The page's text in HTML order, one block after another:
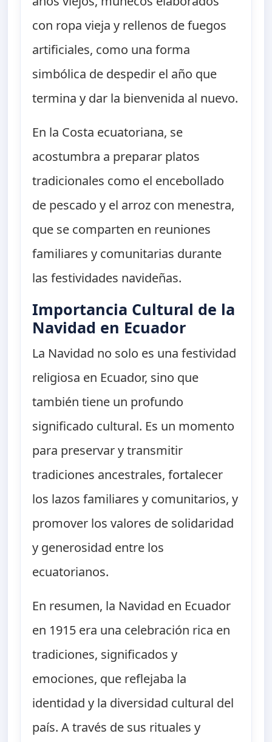
con ropa vieja y rellenos de fuegos
artificiales, como una forma
simbólica de despedir el año que
termina y dar la bienvenida al nuevo.
En la Costa ecuatoriana, se
acostumbra a preparar platos
tradicionales como el encebollado
de pescado y el arroz con menestra,
que se comparten en reuniones
familiares y comunitarias durante
las festividades navideñas.
Importancia Cultural de la
Navidad en Ecuador
La Navidad no solo es una festividad
religiosa en Ecuador, sino que
también tiene un profundo
significado cultural. Es un momento
para preservar y transmitir
tradiciones ancestrales, fortalecer
los lazos familiares y comunitarios, y
promover los valores de solidaridad
y generosidad entre los
ecuatorianos.
En resumen, la Navidad en Ecuador
en 1915 era una celebración rica en
tradiciones, significados y
emociones, que reflejaba la
identidad y la diversidad cultural del
país. A través de sus rituales y